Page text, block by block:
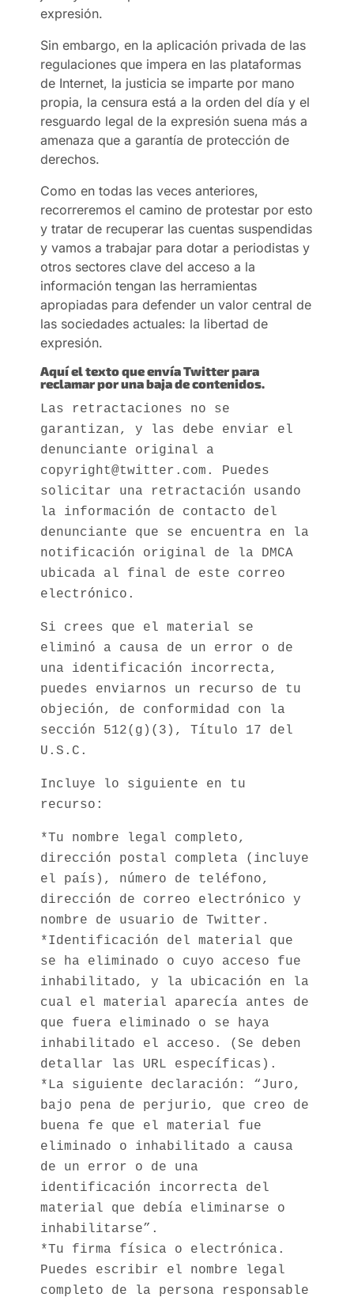
expresión.
Sin embargo, en la aplicación privada de las
regulaciones que impera en las plataformas
de Internet, la justicia se imparte por mano
propia, la censura está a la orden del día y el
resguardo legal de la expresión suena más a
amenaza que a garantía de protección de
derechos.
Como en todas las veces anteriores,
recorreremos el camino de protestar por esto
y tratar de recuperar las cuentas suspendidas
y vamos a trabajar para dotar a periodistas y
otros sectores clave del acceso a la
información tengan las herramientas
apropiadas para defender un valor central de
las sociedades actuales: la libertad de
expresión.
Aquí el texto que envía Twitter para
reclamar por una baja de contenidos.
Las retractaciones no se
garantizan, y las debe enviar el
denunciante original a
copyright@twitter.com. Puedes
solicitar una retractación usando
la información de contacto del
denunciante que se encuentra en la
notificación original de la DMCA
ubicada al final de este correo
electrónico.
Si crees que el material se
eliminó a causa de un error o de
una identificación incorrecta,
puedes enviarnos un recurso de tu
objeción, de conformidad con la
sección 512(g)(3), Título 17 del
U.S.C.
Incluye lo siguiente en tu
recurso:
*Tu nombre legal completo,
dirección postal completa (incluye
el país), número de teléfono,
dirección de correo electrónico y
nombre de usuario de Twitter.
*Identificación del material que
se ha eliminado o cuyo acceso fue
inhabilitado, y la ubicación en la
cual el material aparecía antes de
que fuera eliminado o se haya
inhabilitado el acceso. (Se deben
detallar las URL específicas).
*La siguiente declaración: “Juro,
bajo pena de perjurio, que creo de
buena fe que el material fue
eliminado o inhabilitado a causa
de un error o de una
identificación incorrecta del
material que debía eliminarse o
inhabilitarse”.
*Tu firma física o electrónica.
Puedes escribir el nombre legal
completo de la persona responsable